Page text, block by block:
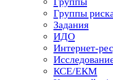
Группы
Задания
ИДО
Интернет-
КСЕ/ЕКМ